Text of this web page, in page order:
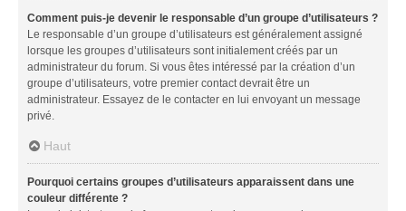
Comment puis-je devenir le responsable d’un groupe d’utilisateurs ?
Le responsable d’un groupe d’utilisateurs est généralement assigné
lorsque les groupes d’utilisateurs sont initialement créés par un
administrateur du forum. Si vous êtes intéressé par la création d’un
groupe d’utilisateurs, votre premier contact devrait être un
administrateur. Essayez de le contacter en lui envoyant un message
privé.
Haut
Pourquoi certains groupes d’utilisateurs apparaissent dans une
couleur différente ?